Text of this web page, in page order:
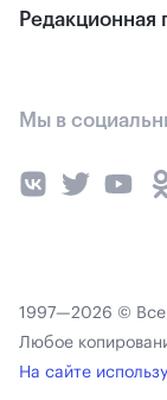
Редакционная
Мы в
1997—2026 ©
Любое
На сайте